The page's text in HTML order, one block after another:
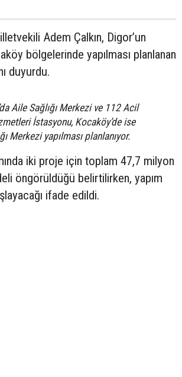
Adem Çalkın, Digor’un
bölgelerinde yapılması planlanan
duyurdu.
Aile Sağlığı Merkezi ve 112 Acil
İstasyonu, Kocaköy’de ise
Merkezi yapılması planlanıyor.
iki proje için toplam 47,7 milyon
öngörüldüğü belirtilirken, yapım
ifade edildi.